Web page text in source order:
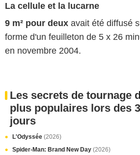
La cellule et la lucarne
9 m² pour deux avait été diffusé
forme d'un feuilleton de 5 x 26
en novembre 2004.
Les secrets de tournage
plus populaires lors des
jours
L'Odyssée (2026)
Spider-Man: Brand New Day (2026)